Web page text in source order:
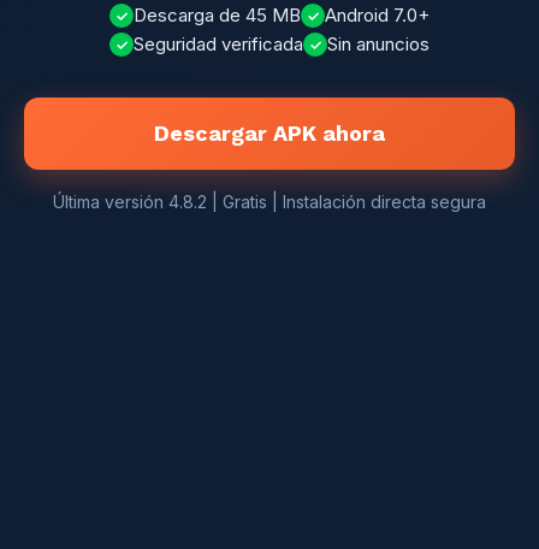
✓ Descarga de 45 MB ✓ Android 7.0+
✓ Seguridad verificada ✓ Sin anuncios
Descargar APK ahora
Última versión 4.8.2 | Gratis | Instalación directa segura